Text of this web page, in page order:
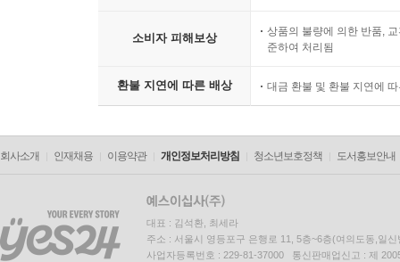
소비자 피해보상
상품의 불량에 의한 반품,
준하여 처리됨
환불 지연에 따른 배상 대금 환불 및 환불 지연에
회사소개 인재채용 이용약관 개인정보처리방침 청소년보호정책 도서홍보안내
대표 : 김석환, 최세라
주소 : 서울시 영등포구 은행로 11, 5층~6층(여의도동,일신
사업자등록번호 : 229-81-37000 통신판매업신고 : 제